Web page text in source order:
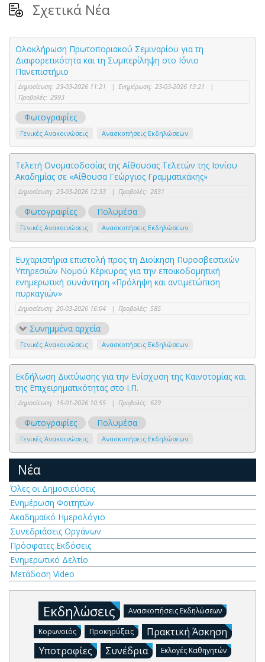
Σχετικά Νέα
Ολοκλήρωση Πρωτοποριακού Σεμιναρίου για τη
Διαφορετικότητα και τη Συμπερίληψη στο Ιόνιο
Πανεπιστήμιο
Δημοσίευση: 23-03-2026 11:21 | Ενημέρωση: 23-03-2026 13:21
|
Προβολές: 2993
Φωτογραφίες
Γενικές Ανακοινώσεις Ανασκοπήσεις Εκδηλώσεων
Τελετή Ονοματοδοσίας της Αίθουσας Τελετών της Ιονίου
Ακαδημίας σε «Αίθουσα Γεώργιος Γραμματικάκης»
Δημοσίευση: 23-03-2026 12:33 | Προβολές: 2831
Φωτογραφίες Πολυμέσα
Γενικές Ανακοινώσεις Ανασκοπήσεις Εκδηλώσεων
Ευχαριστήρια επιστολή προς τη Διοίκηση Πυροσβεστικών
Υπηρεσιών Νομού Κέρκυρας για την εποικοδομητική
ενημερωτική συνάντηση «Πρόληψη και αντιμετώπιση
πυρκαγιών»
Δημοσίευση: 20-03-2026 16:04 | Προβολές: 585
Συνημμένα αρχεία
Γενικές Ανακοινώσεις Ανασκοπήσεις Εκδηλώσεων
Εκδήλωση Δικτύωσης για την Ενίσχυση της Καινοτομίας και
της Επιχειρηματικότητας στο Ι.Π.
Δημοσίευση: 15-01-2026 10:55 | Προβολές: 629
Φωτογραφίες Πολυμέσα
Γενικές Ανακοινώσεις Ανασκοπήσεις Εκδηλώσεων
Νέα
Όλες οι Δημοσιεύσεις
Ενημέρωση Φοιτητών
Ακαδημαϊκό Ημερολόγιο
Συνεδριάσεις Οργάνων
Πρόσφατες Εκδόσεις
Ενημερωτικό Δελτίο
Μετάδοση Video
Εκδηλώσεις Ανασκοπήσεις Εκδηλώσεων
Κορωνοϊός Προκηρύξεις
Πρακτική Άσκηση
Υποτροφίες
Συνέδρια Εκλογές Καθηγητών